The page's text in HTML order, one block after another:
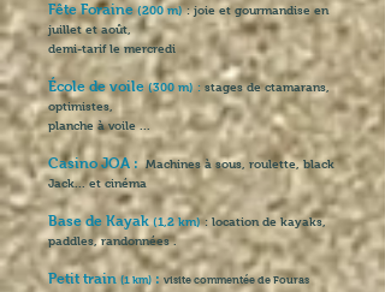
Fête Foraine(200 m): joie et gourmandise en
juillet et août,
demi-tarif le mercredi
École de voile (300 m) : stages de ctamarans,
optimistes,
planche à voile ...
Casino JOA : Machines à sous, roulette, black
Jack... et cinéma
Base de Kayak(1,2 km) : location de kayaks,
paddles, randonnées .
Petit train (1 km) : visite commentée de Fouras